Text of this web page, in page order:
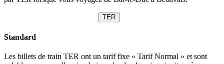
TER
Standard
Les billets de train TER ont un tarif fixe « Tarif Normal » et sont